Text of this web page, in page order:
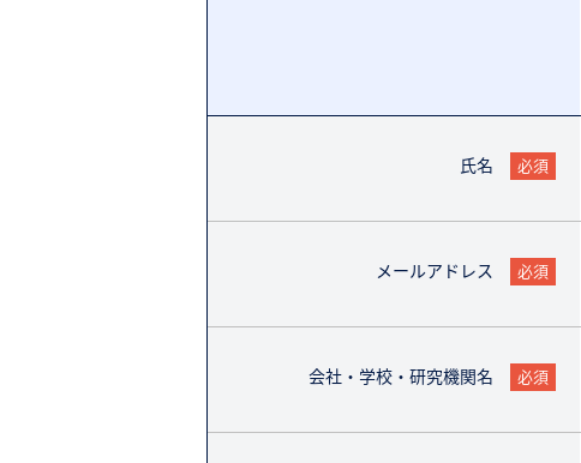
氏名 必須
メールアドレス 必須
会社・学校・研究機関名 必須